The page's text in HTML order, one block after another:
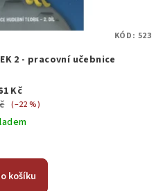
2 - pracovní učebnice
Kč
(–22 %)
košíku
KÓD: 523